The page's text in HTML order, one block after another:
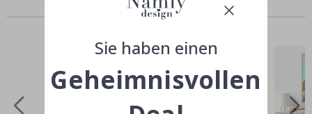
Ähnliche produkte
Sie haben einen
Geheimnisvollen